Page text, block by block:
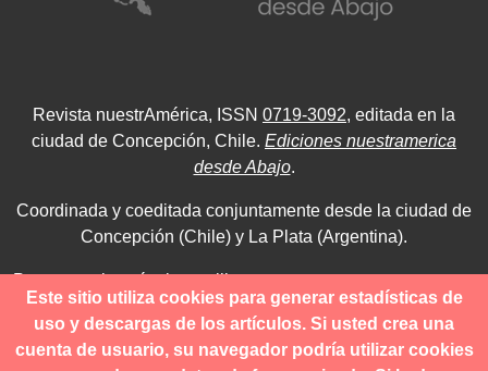
Revista nuestrAmérica, ISSN 0719-3092, editada en la
ciudad de Concepción, Chile. Ediciones nuestramerica
desde Abajo.
Coordinada y coeditada conjuntamente desde la ciudad de
Concepción (Chile) y La Plata (Argentina).
Para consultas técnicas utilice
contacto@revistanuestramerica.cl
Toda comunicación respecto a los envíos se deben realizar
Este sitio utiliza cookies para generar estadísticas de
uso y descargas de los artículos. Si usted crea una
cuenta de usuario, su navegador podría utilizar cookies